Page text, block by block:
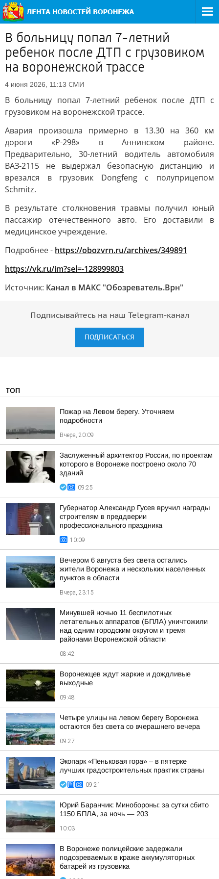
В больницу попал 7-летний
ребенок после ДТП с грузовиком
на воронежской трассе
4 июня 2026, 11:13 СМИ
В больницу попал 7-летний ребенок после ДТП с
грузовиком на воронежской трассе.
Авария произошла примерно в 13.30 на 360 км
дороги «Р-298» в Аннинском районе.
Предварительно, 30-летний водитель автомобиля
ВАЗ-2115 не выдержал безопасную дистанцию и
врезался в грузовик Dongfeng с полуприцепом
Schmitz.
В результате столкновения травмы получил юный
пассажир отечественного авто. Его доставили в
медицинское учреждение.
Подробнее - https://obozvrn.ru/archives/349891
https://vk.ru/im?sel=-128999803
Источник: Канал в МАКС "Обозреватель.Врн"
Подписывайтесь на наш Telegram-канал
ПОДПИСАТЬСЯ
ТОП
Пожар на Левом берегу. Уточняем
подробности
Вчера, 20:09
Заслуженный архитектор России, по проектам
которого в Воронеже построено около 70
зданий
09:25
Губернатор Александр Гусев вручил награды
строителям в преддверии
профессионального праздника
10:09
Вечером 6 августа без света остались
жители Воронежа и нескольких населенных
пунктов в области
Вчера, 23:15
Минувшей ночью 11 беспилотных
летательных аппаратов (БПЛА) уничтожили
над одним городским округом и тремя
районами Воронежской области
08:42
Воронежцев ждут жаркие и дождливые
выходные
09:48
Четыре улицы на левом берегу Воронежа
остаются без света со вчерашнего вечера
09:27
Экопарк «Пеньковая гора» – в пятерке
лучших градостроительных практик страны
09:21
Юрий Баранчик: Минобороны: за сутки сбито
1150 БПЛА, за ночь — 203
10:03
В Воронеже полицейские задержали
подозреваемых в краже аккумуляторных
батарей из грузовика